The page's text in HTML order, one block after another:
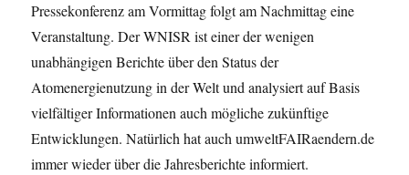
Pressekonferenz am Vormittag folgt am Nachmittag eine
Veranstaltung. Der WNISR ist einer der wenigen
unabhängigen Berichte über den Status der
Atomenergienutzung in der Welt und analysiert auf Basis
vielfältiger Informationen auch mögliche zukünftige
Entwicklungen. Natürlich hat auch umweltFAIRaendern.de
immer wieder über die Jahresberichte informiert.